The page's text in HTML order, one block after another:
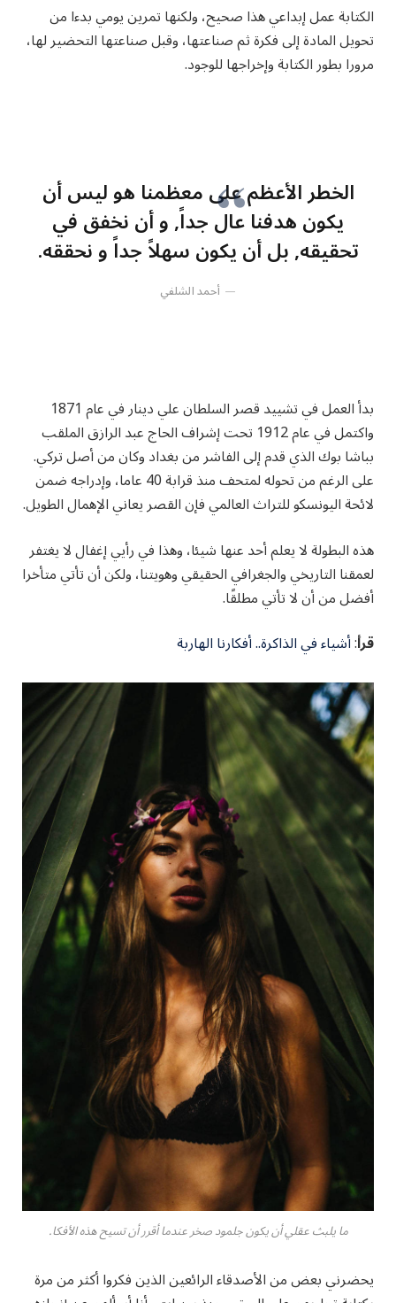
الكتابة عمل إبداعي هذا صحيح، ولكنها تمرين يومي بدءا من
تحويل المادة إلى فكرة ثم صناعتها، وقبل صناعتها التحضير لها،
مرورا بطور الكتابة وإخراجها للوجود.
الخطر الأعظم على معظمنا هو ليس أن
يكون هدفنا عال جداً, و أن نخفق في
تحقيقه, بل أن يكون سهلاً جداً و نحققه.
أحمد الشلفي
بدأ العمل في تشييد قصر السلطان علي دينار في عام 1871
واكتمل في عام 1912 تحت إشراف الحاج عبد الرازق الملقب
بباشا بوك الذي قدم إلى الفاشر من بغداد وكان من أصل تركي.
على الرغم من تحوله لمتحف منذ قرابة 40 عاما، وإدراجه ضمن
لائحة اليونسكو للتراث العالمي فإن القصر يعاني الإهمال الطويل.
هذه البطولة لا يعلم أحد عنها شيئا، وهذا في رأيي إغفال لا يغتفر
لعمقنا التاريخي والجغرافي الحقيقي وهويتنا، ولكن أن تأتي متأخرا
أفضل من أن لا تأتي مطلقًا.
قرأ:أشياء في الذاكرة.. أفكارنا الهاربة
ما يلبث عقلي أن يكون جلمود صخر عندما أقرر أن تسيح هذه الأفكا.
يحضرني بعض من الأصدقاء الرائعين الذين فكروا أكثر من مرة